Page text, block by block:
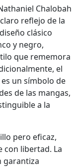
Chalobah
reflejo de la
clásico
y negro,
que rememora
el
un símbolo de
de las mangas,
a la
pero eficaz,
con libertad. La
garantiza